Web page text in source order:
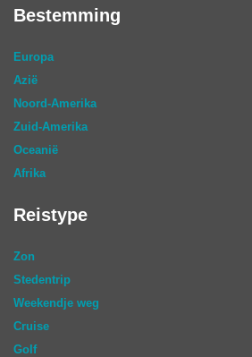
Bestemming
Europa
Azië
Noord-Amerika
Zuid-Amerika
Oceanië
Afrika
Reistype
Zon
Stedentrip
Weekendje weg
Cruise
Golf